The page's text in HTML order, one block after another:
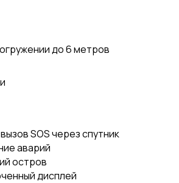
до 6 метров
SOS через спутник
аварий
остров
дисплей